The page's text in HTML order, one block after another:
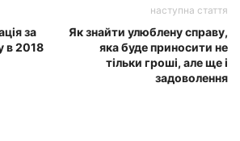
за
в 2018
наступна стаття
Як знайти улюблену справу,
яка буде приносити не
тільки гроші, але ще і
задоволення